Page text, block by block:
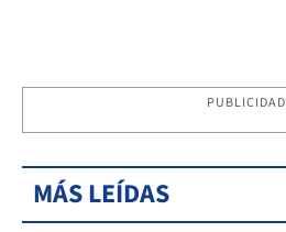
PUBLICIDAD
MÁS LEÍDAS